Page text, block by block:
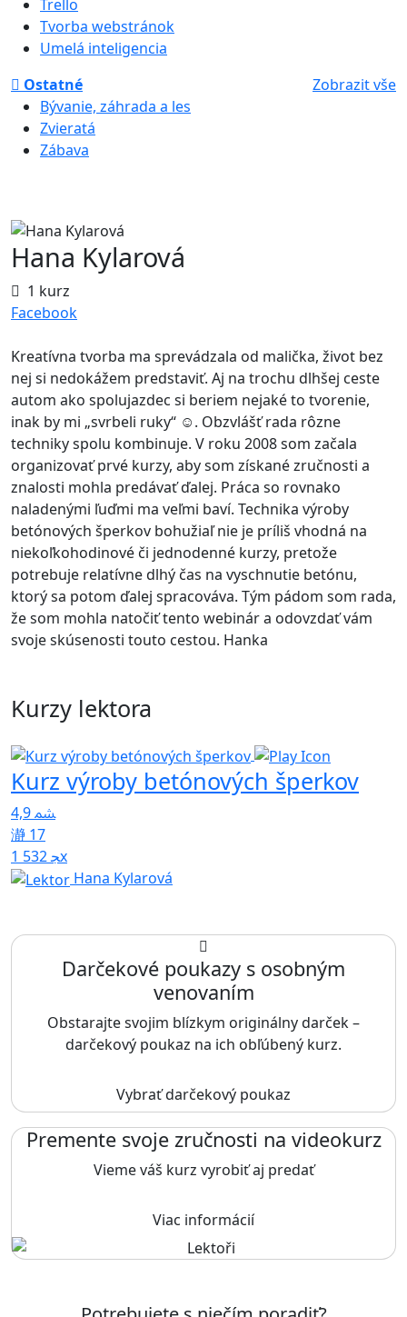
Trello
Tvorba webstránok
Umelá inteligencia
Ostatné
Zobrazit vše
Bývanie, záhrada a les
Zvieratá
Zábava
Hana Kylarová
1 kurz
Facebook
Kreatívna tvorba ma sprevádzala od malička, život bez
nej si nedokážem predstaviť. Aj na trochu dlhšej ceste
autom ako spolujazdec si beriem nejaké to tvorenie,
inak by mi „svrbeli ruky“ ☺. Obzvlášť rada rôzne
techniky spolu kombinuje. V roku 2008 som začala
organizovať prvé kurzy, aby som získané zručnosti a
znalosti mohla predávať ďalej. Práca so rovnako
naladenými ľuďmi ma veľmi baví. Technika výroby
betónových šperkov bohužiaľ nie je príliš vhodná na
niekoľkohodinové či jednodenné kurzy, pretože
potrebuje relatívne dlhý čas na vyschnutie betónu,
ktorý sa potom ďalej spracováva. Tým pádom som rada,
že som mohla natočiť tento webinár a odovzdať vám
svoje skúsenosti touto cestou. Hanka
Kurzy lektora
Kurz výroby betónových šperkov
4,9
17
1 532x
Hana Kylarová
Darčekové poukazy s osobným
venovaním
Obstarajte svojim blízkym originálny darček –
darčekový poukaz na ich obľúbený kurz.
Vybrať darčekový poukaz
Premente svoje zručnosti na videokurz
Vieme váš kurz vyrobiť aj predať
Viac informácií